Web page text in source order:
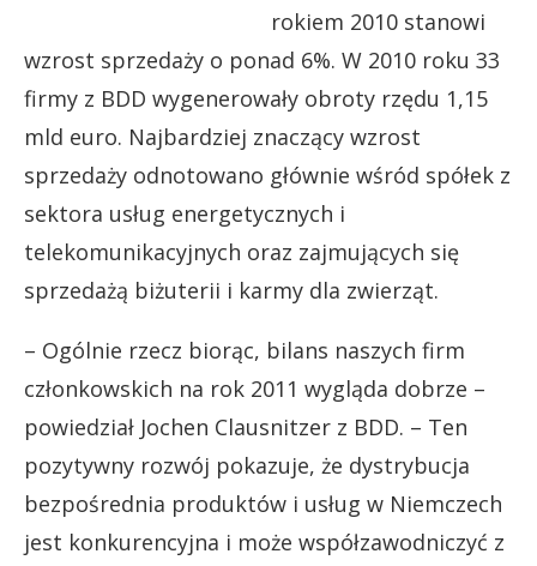
rokiem 2010 stanowi
wzrost sprzedaży o ponad 6%. W 2010 roku 33
firmy z BDD wygenerowały obroty rzędu 1,15
mld euro. Najbardziej znaczący wzrost
sprzedaży odnotowano głównie wśród spółek z
sektora usług energetycznych i
telekomunikacyjnych oraz zajmujących się
sprzedażą biżuterii i karmy dla zwierząt.
– Ogólnie rzecz biorąc, bilans naszych firm
członkowskich na rok 2011 wygląda dobrze –
powiedział Jochen Clausnitzer z BDD. – Ten
pozytywny rozwój pokazuje, że dystrybucja
bezpośrednia produktów i usług w Niemczech
jest konkurencyjna i może współzawodniczyć z